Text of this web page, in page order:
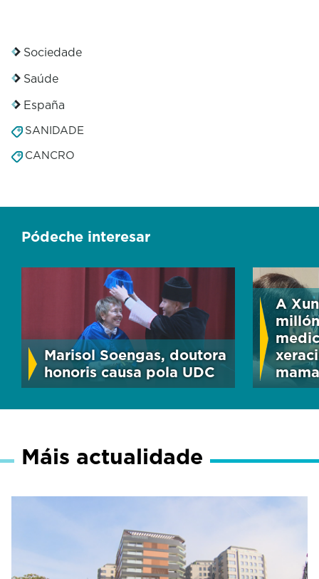
Sociedade
Saúde
España
SANIDADE
CANCRO
Pódeche interesar
Marisol Soengas, doutora
honoris causa pola UDC
A
Máis actualidade